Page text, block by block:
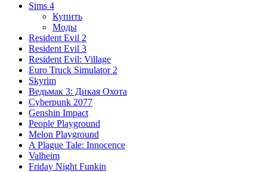
Sims 4
Купить
Моды
Resident Evil 2
Resident Evil 3
Resident Evil: Village
Euro Truck Simulator 2
Skyrim
Ведьмак 3: Дикая Охота
Cyberpunk 2077
Genshin Impact
People Playground
Melon Playground
A Plague Tale: Innocence
Valheim
Friday Night Funkin